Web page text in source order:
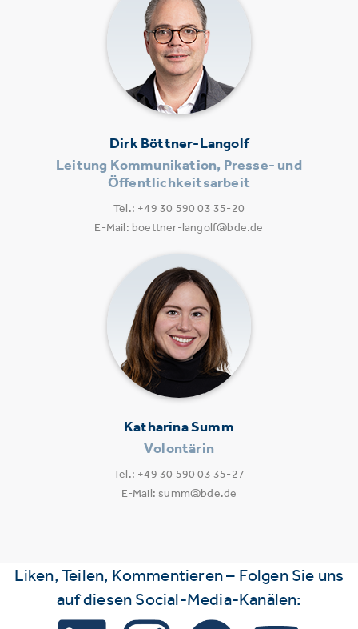
Dirk Böttner-Langolf
Leitung Kommunikation, Presse- und
Öffentlichkeitsarbeit
Tel.: +49 30 590 03 35-20
E-Mail: boettner-langolf@bde.de
Katharina Summ
Volontärin
Tel.: +49 30 590 03 35-27
E-Mail: summ@bde.de
Liken, Teilen, Kommentieren – Folgen Sie uns
auf diesen Social-Media-Kanälen: